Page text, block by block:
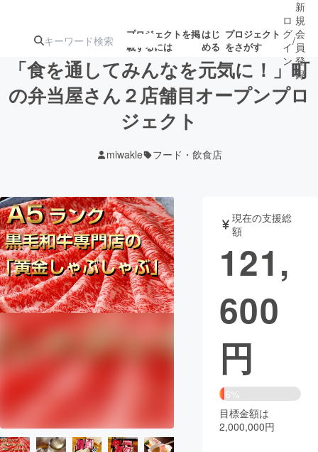
プロジェクトを掲
載するには
はじ
める
プロジェクト
をさがす
注目の新着プロ募集終了が近いプ
テクノロジー・ガジェット
映像・映画 書籍・雑誌
ビジネス・起業 チャレンジ
まちづくり・地域活性化
CAMPFIRE Creation
コミュニティ
ロ
グ
イ
ン
/
新
規
会
員
登
録
「食を通してみんなを元気に！」町
の弁当屋さん２店舗目オープンプロ
ジェクト
miwakle フード・飲食店
現在の支援総
額
121,
600
円
6%
目標金額は
2,000,000円